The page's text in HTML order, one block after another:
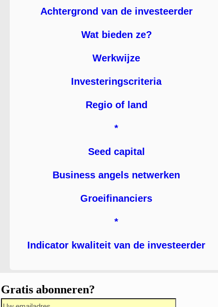
Achtergrond van de investeerder
Wat bieden ze?
Werkwijze
Investeringscriteria
Regio of land
*
Seed capital
Business angels netwerken
Groeifinanciers
*
Indicator kwaliteit van de investeerder
Gratis abonneren?